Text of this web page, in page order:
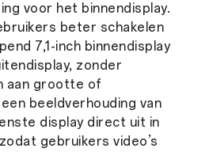
voor het binnendisplay.
beter schakelen
7,1-inch binnendisplay
zonder
aan grootte of
beeldverhouding van
display direct uit in
gebruikers video’s